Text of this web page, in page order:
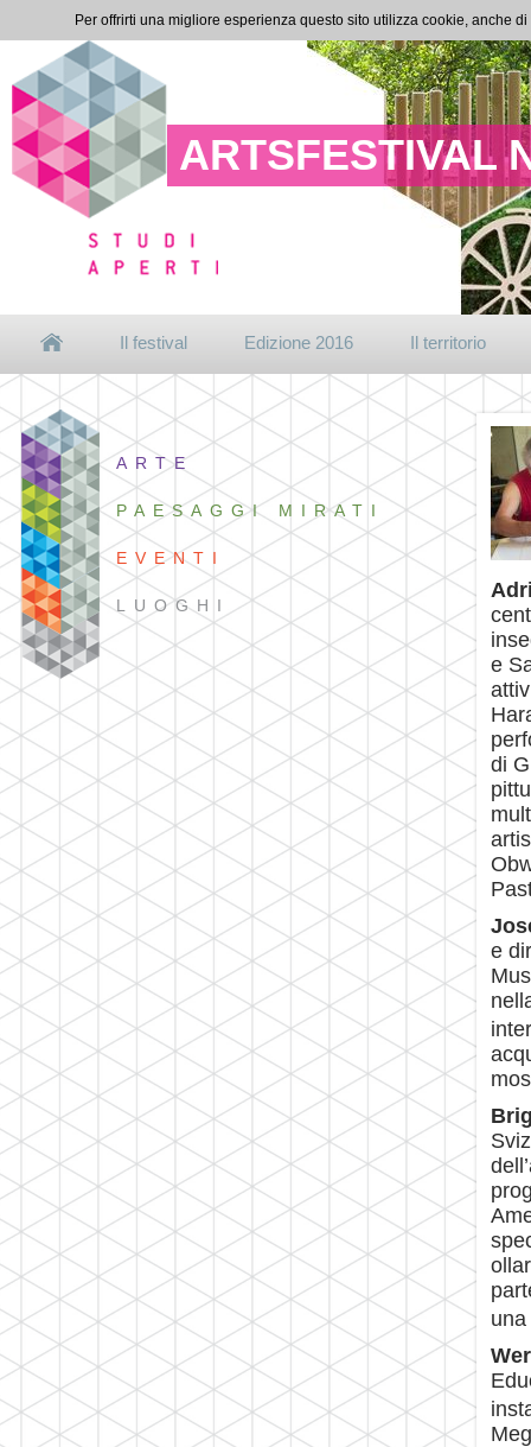
ARTSFESTIVAL
Il festival Edizione 2016 Il territorio
ARTE
PAESAGGI MIRATI
EVENTI
LUOGHI
e
di
e
Per offrirti una migliore esperienza questo sito utilizza cookie, anche